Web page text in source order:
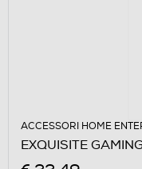
ACCESSORI HOME
EXQUISITE